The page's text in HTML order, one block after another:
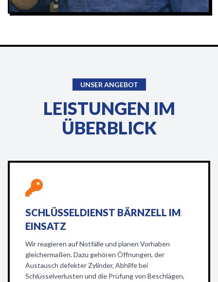
UNSER ANGEBOT
LEISTUNGEN IM
ÜBERBLICK
SCHLÜSSELDIENST BÄRNZELL IM
EINSATZ
Wir reagieren auf Notfälle und planen Vorhaben
gleichermaßen. Dazu gehören Öffnungen, der
Austausch defekter Zylinder, Abhilfe bei
Schlüsselverlusten und die Prüfung von Beschlägen,